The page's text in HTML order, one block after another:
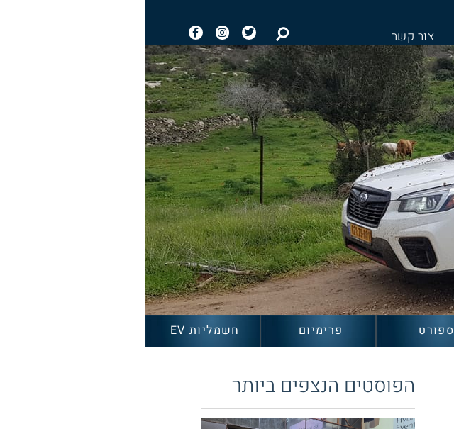
צור קשר
ספורט פרימיום חשמליות EV
הפוסטים הנצפים ביותר